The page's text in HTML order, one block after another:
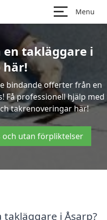
Menu
takläggare i
här!
bindande offerter från en
Få professionell hjälp med
takrenoveringar här!
och utan förpliktelser
i Åsarp?